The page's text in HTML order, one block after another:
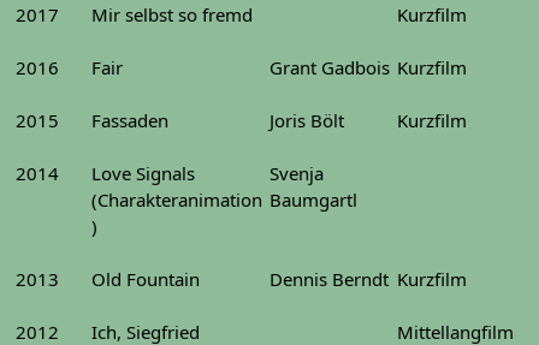
2017 Mir selbst so fremd Kurzfilm
2016 Fair Grant Gadbois Kurzfilm
2015 Fassaden Joris Bölt Kurzfilm
2014
Love Signals
(Charakteranimation
)
Svenja
Baumgartl
2013 Old Fountain Dennis Berndt Kurzfilm
2012 Ich, Siegfried Mittellangfilm